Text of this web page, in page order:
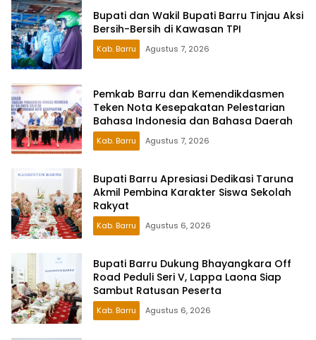
Bupati dan Wakil Bupati Barru Tinjau Aksi
Bersih-Bersih di Kawasan TPI
Kab. Barru Agustus 7, 2026
Pemkab Barru dan Kemendikdasmen
Teken Nota Kesepakatan Pelestarian
Bahasa Indonesia dan Bahasa Daerah
Kab. Barru Agustus 7, 2026
Bupati Barru Apresiasi Dedikasi Taruna
Akmil Pembina Karakter Siswa Sekolah
Rakyat
Kab. Barru Agustus 6, 2026
Bupati Barru Dukung Bhayangkara Off
Road Peduli Seri V, Lappa Laona Siap
Sambut Ratusan Peserta
Kab. Barru Agustus 6, 2026